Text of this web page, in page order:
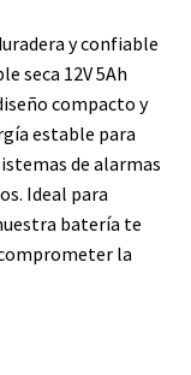
y confiable
seca 12V 5Ah
compacto y
estable para
de alarmas
Ideal para
batería te
la